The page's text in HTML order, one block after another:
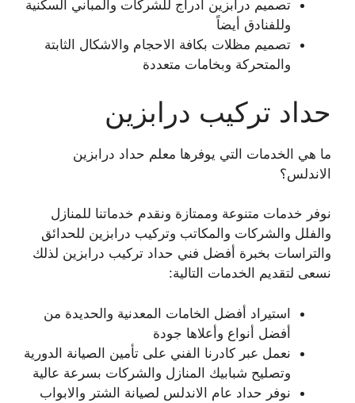
تصميم درابزين ادراج للشركات والمباني السكنية
وللفنادق أيضاً
تصميم مظلات بكافة الاحجام والاشكال الثابتة
والمتحركة وبخامات متعددة
حداد تركيب درابزين
ما هي الخدمات التي يوفرها معلم حداد درابزين
الاندلس؟
نوفر خدمات متنوعة وممتازة ونقدم خدماتنا للمنازل
والفلل والشركات والمكاتب وتركيب درابزين للحدائق
والتراسات بخبرة أفضل فني حداد تركيب درابزين لذلك
نسعى لتقديم الخدمات التالية:
استيراد أفضل الخامات المعدنية والحديدة من
أفضل أنواع وأعلاها جودة
نعمل عبر كادرنا الفني على تأمين الصيانة الدورية
وتصليح شبابيك المنازل والشركات بسرعة عالية
نوفر حداد عام الاندلس لصيانة الشتر والابواب